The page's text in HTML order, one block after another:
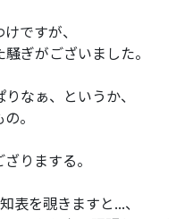
ですが、
ぎがございました。
なぁ、というか、
。
まする。
表を覗きますと...、